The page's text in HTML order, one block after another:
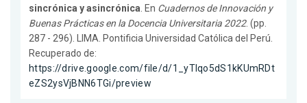
sincrónica y asincrónica. En Cuadernos de Innovación y
Buenas Prácticas en la Docencia Universitaria 2022. (pp.
287 - 296). LIMA. Pontificia Universidad Católica del Perú.
Recuperado de:
https://drive.google.com/file/d/1_yTlqo5dS1kKUmRDt
eZS2ysVjBNN6TGi/preview